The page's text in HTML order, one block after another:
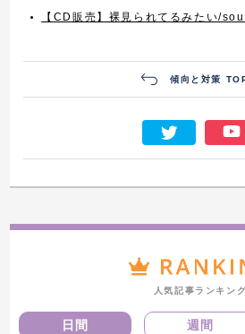
【CD販売】裸見られてるみたい/
傾向と対策
人気記事ランキン
日間 週間